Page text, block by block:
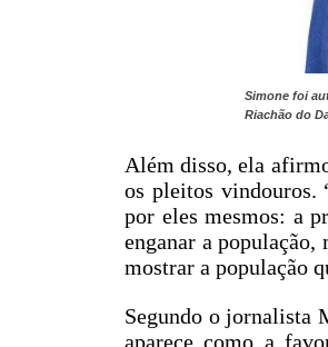
Simone foi
Riachão do
Além disso, ela
os pleitos vindouros.
por eles mesmos: a
enganar a
mostrar a população
Segundo o jornalista
aparece como a